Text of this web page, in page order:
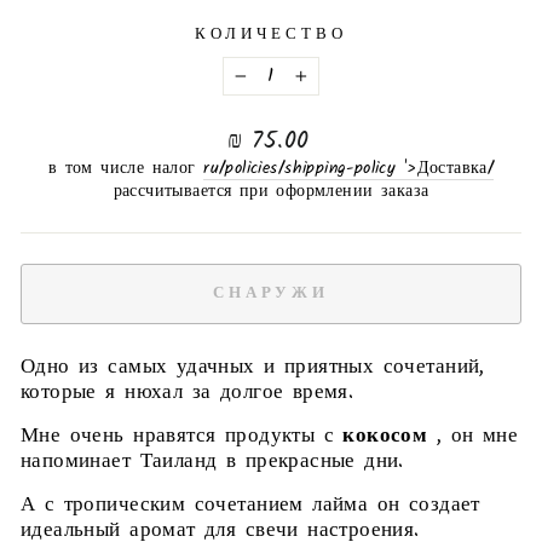
КОЛИЧЕСТВО
−
+
нормальная
цена
75.00 ₪
в том числе налог
/ru/policies/shipping-policy '>Доставка
рассчитывается при оформлении заказа
СНАРУЖИ
Одно из самых удачных и приятных сочетаний,
которые я нюхал за долгое время.
Мне очень нравятся продукты скокосом , он мне
напоминает Таиланд в прекрасные дни.
А с тропическим сочетанием лайма он создает
идеальный аромат для свечи настроения.